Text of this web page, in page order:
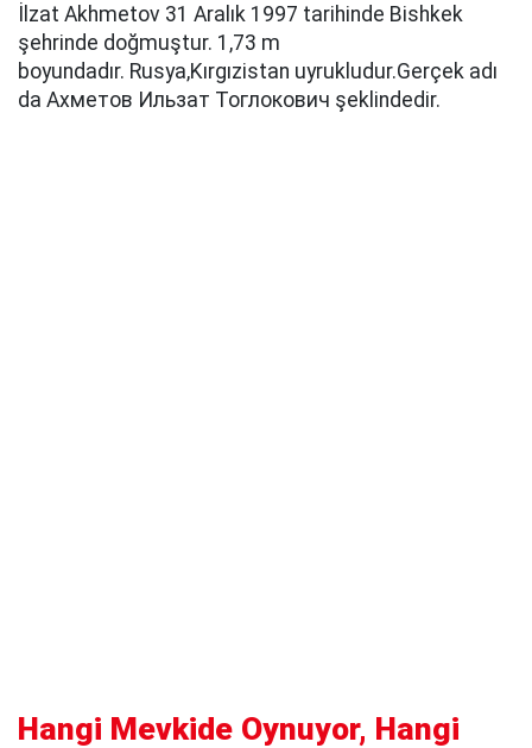
İlzat Akhmetov 31 Aralık 1997 tarihinde Bishkek
şehrinde doğmuştur. 1,73 m
boyundadır. Rusya,Kırgızistan uyrukludur.Gerçek adı
da Ахметов Ильзат Тоглокович şeklindedir.
Hangi Mevkide Oynuyor, Hangi